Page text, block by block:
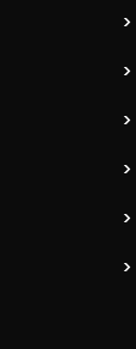
>
>
>
>
>
>